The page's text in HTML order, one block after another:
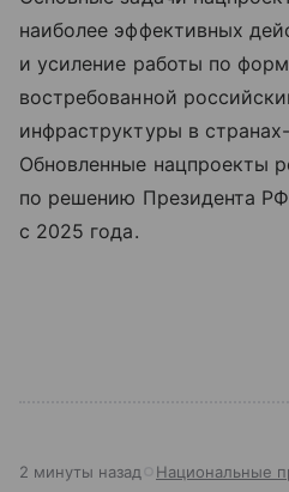
наиболее эффективных
и усиление работы по
востребованной
инфраструктуры в
Обновленные нацпроекты
по решению Президента
с 2025 года.
2 минуты назад Национальные